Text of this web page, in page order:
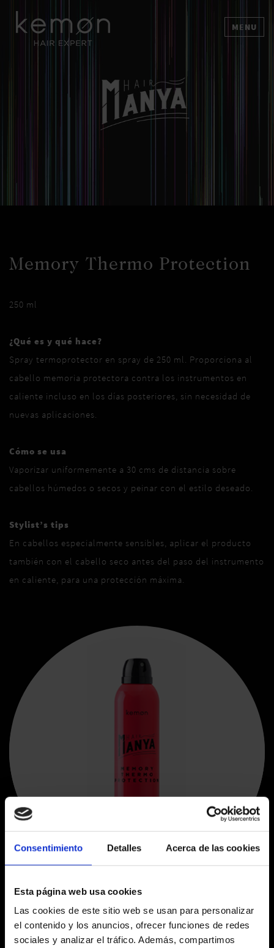
Consentimiento Detalles Acerca de las cookies
Esta página web usa cookies
Las cookies de este sitio web se usan para personalizar
el contenido y los anuncios, ofrecer funciones de redes
sociales y analizar el tráfico. Además, compartimos
MENU
Memory Thermo Protection
250 ml
¿Qué es y qué hace?
Spray termoprotector en spray de 250 ml. Proporciona al
cabello memoria protectora contra los instrumentos en
caliente incluso en los días posteriores, sin necesidad de
nuevas aplicaciones.
Cómo se usa
Vaporizar uniformemente a 30 cms de distancia sobre
cabellos húmedos o secos y peinar con el estilo deseado.
Stylist’s tips
En cabellos especialmente sensibles, aplicar el producto
también con el cabello seco antes del paso del instrumento
en caliente, para una protección máxima.